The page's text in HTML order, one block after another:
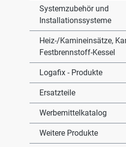
Systemzubehör und
Installationssysteme
Heiz-/Kamineinsätze,
Festbrennstoff-Kessel
Logafix - Produkte
Ersatzteile
Werbemittelkatalog
Weitere Produkte